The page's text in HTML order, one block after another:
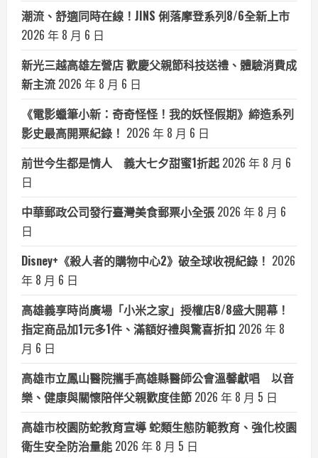
潮流、舒適同時在線！JINS 俐落摩登系列8/6全新上市
2026 年 8 月 6 日
新光三越高雄左營店 歡慶父親節科技送禮、體驗消費成
新主流 2026 年 8 月 6 日
《電影蠟筆小新：奇奇怪怪！我的妖怪假期》締造系列
影史最高開票紀錄！ 2026 年 8 月 6 日
前世今生都是情人 義大七夕甜蜜1折起 2026 年 8 月 6
日
中華郵政公司發行臺灣美食郵票小全張 2026 年 8 月 6
日
Disney+《殺人者的購物中心2》破全球收視紀錄！ 2026
年 8 月 6 日
高雄義享時尚廣場「小米之家」授權店8/8盛大開幕！
指定商品加1元多1件、滿額好禮與驚喜折扣 2026 年 8
月 6 日
高雄市立鳳山醫院攜手高雄縣醫師公會溫馨獻唱 以音
樂、健康與關懷陪伴父親歡度佳節 2026 年 8 月 5 日
高雄市校園防蛇教育宣導 蛇類生態防範教育、強化校園
衛生安全防治量能 2026 年 8 月 5 日